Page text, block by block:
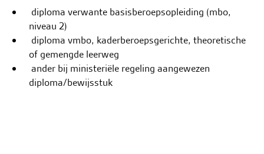
diploma verwante basisberoepsopleiding (mbo,
niveau 2)
diploma vmbo, kaderberoepsgerichte, theoretische
of gemengde leerweg
ander bij ministeriële regeling aangewezen
diploma/bewijsstuk